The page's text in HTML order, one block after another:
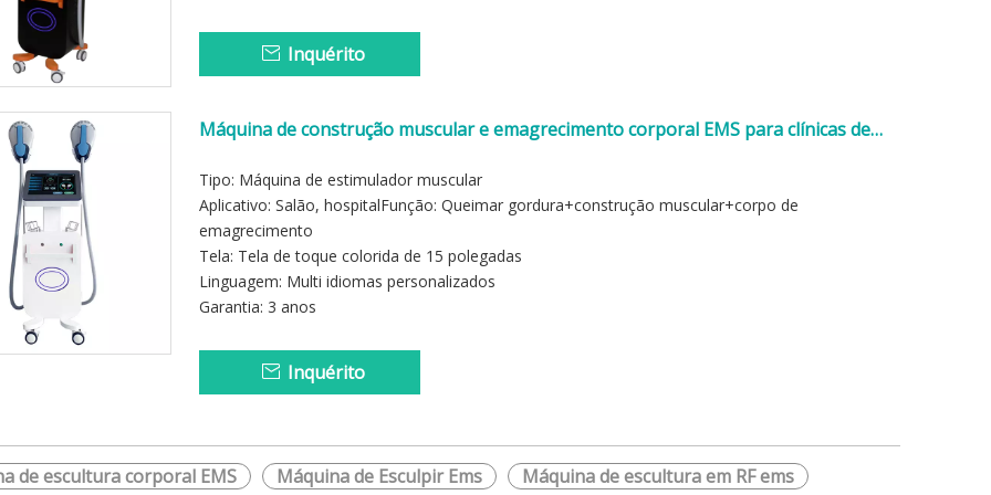
Inquérito
Máquina de construção muscular e emagrecimento corporal EMS para clínicas de
Tipo: Máquina de estimulador muscular
Aplicativo: Salão, hospitalFunção: Queimar gordura+construção muscular+corpo de
emagrecimento
Tela: Tela de toque colorida de 15 polegadas
Linguagem: Multi idiomas personalizados
Garantia: 3 anos
Inquérito
de escultura corporal EMS Máquina de Esculpir Ems Máquina de escultura em RF ems